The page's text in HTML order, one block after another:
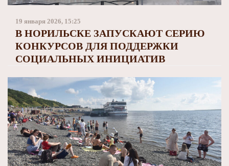
Заполярный театр драмы
19 января 2026, 15:25
В НОРИЛЬСКЕ ЗАПУСКАЮТ СЕРИЮ
КОНКУРСОВ ДЛЯ ПОДДЕРЖКИ
СОЦИАЛЬНЫХ ИНИЦИАТИВ